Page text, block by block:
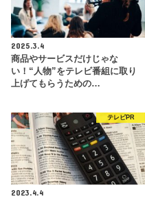
2025.3.4
商品やサービスだけじゃな
い！“人物”をテレビ番組に取り
上げてもらうための…
テレビPR
2023.4.4